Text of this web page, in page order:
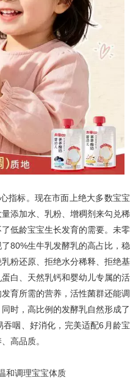
指标。现在市面上绝大多数宝宝
添加水、乳粉、增稠剂来勾兑稀
低龄宝宝生长发育的需要。未零
80%生牛乳发酵乳的高占比，稳
粉还原、拒绝水分稀释、拒绝基
白、天然乳钙和婴幼儿专属的活
育所需的营养，活性菌群还能调
时，高比例的发酵乳自然形成了
咽、好消化，完美适配6月龄宝
高品质。
和调理宝宝体质